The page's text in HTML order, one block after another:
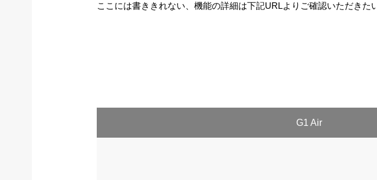
ここには書ききれない、機能の詳細は下記URLよりご確認いただきたい
G1 Air